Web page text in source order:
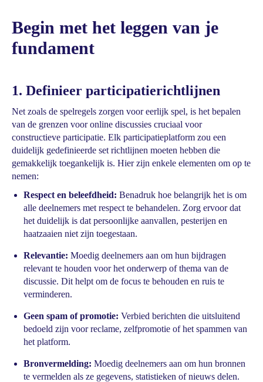
Begin met het leggen van je
fundament
1. Definieer participatierichtlijnen
Net zoals de spelregels zorgen voor eerlijk spel, is het bepalen
van de grenzen voor online discussies cruciaal voor
constructieve participatie. Elk participatieplatform zou een
duidelijk gedefinieerde set richtlijnen moeten hebben die
gemakkelijk toegankelijk is. Hier zijn enkele elementen om op te
nemen:
Respect en beleefdheid: Benadruk hoe belangrijk het is om
alle deelnemers met respect te behandelen. Zorg ervoor dat
het duidelijk is dat persoonlijke aanvallen, pesterijen en
haatzaaien niet zijn toegestaan.
Relevantie: Moedig deelnemers aan om hun bijdragen
relevant te houden voor het onderwerp of thema van de
discussie. Dit helpt om de focus te behouden en ruis te
verminderen.
Geen spam of promotie: Verbied berichten die uitsluitend
bedoeld zijn voor reclame, zelfpromotie of het spammen van
het platform.
Bronvermelding: Moedig deelnemers aan om hun bronnen
te vermelden als ze gegevens, statistieken of nieuws delen.